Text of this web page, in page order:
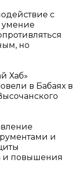
с
умение
но
Хаб»
в Бабаях в
и
и повышения